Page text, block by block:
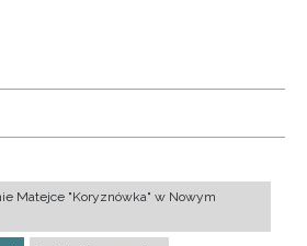
Matejce "Koryznówka" w Nowym